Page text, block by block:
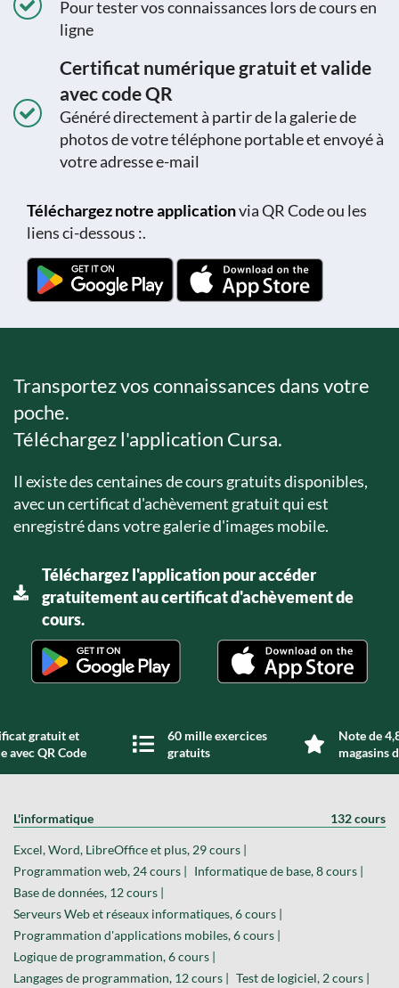
Pour tester vos connaissances lors de cours en
ligne
Certificat numérique gratuit et valide
avec code QR
Généré directement à partir de la galerie de
photos de votre téléphone portable et envoyé à
votre adresse e-mail
Téléchargez notre applicationvia QR Code ou les
liens ci-dessous :.
Transportez vos connaissances dans votre
poche.
Téléchargez l'application Cursa.
Il existe des centaines de cours gratuits disponibles,
avec un certificat d'achèvement gratuit qui est
enregistré dans votre galerie d'images mobile.
Téléchargez l'application pour accéder
gratuitement au certificat d'achèvement de
cours.
gratuit et
avec QR Code
60 mille exercices
gratuits
Note de
magasins
L'informatique 132 cours
Excel, Word, LibreOffice et plus, 29 cours |
Programmation web, 24 cours |
Informatique de base, 8 cours |
Base de données, 12 cours |
Serveurs Web et réseaux informatiques, 6 cours |
Programmation d'applications mobiles, 6 cours |
Logique de programmation, 6 cours |
Langages de programmation, 12 cours |
Test de logiciel, 2 cours |